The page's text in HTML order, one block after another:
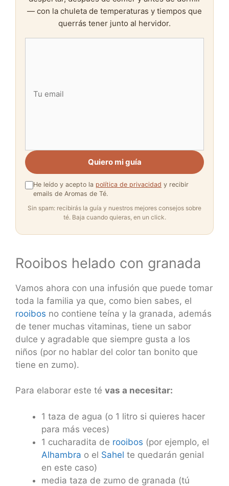
— con la chuleta de temperaturas y tiempos que
querrás tener junto al hervidor.
Quiero mi guía
He leído y acepto la política de privacidad y recibir
emails de Aromas de Té.
Sin spam: recibirás la guía y nuestros mejores consejos sobre
té. Baja cuando quieras, en un click.
Rooibos helado con granada
Vamos ahora con una infusión que puede tomar
toda la familia ya que, como bien sabes, el
rooibos no contiene teína y la granada, además
de tener muchas vitaminas, tiene un sabor
dulce y agradable que siempre gusta a los
niños (por no hablar del color tan bonito que
tiene en zumo).
Para elaborar este té vas a necesitar:
1 taza de agua (o 1 litro si quieres hacer
para más veces)
1 cucharadita de rooibos (por ejemplo, el
Alhambra o el Sahel te quedarán genial
en este caso)
media taza de zumo de granada (tú